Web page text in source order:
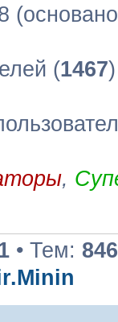
(1467
,
• Тем: 846